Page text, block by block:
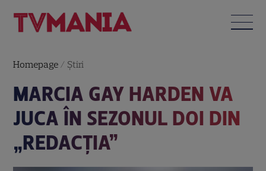
Homepage / Știri
MARCIA GAY HARDEN VA
JUCA ÎN SEZONUL DOI DIN
„REDACŢIA”